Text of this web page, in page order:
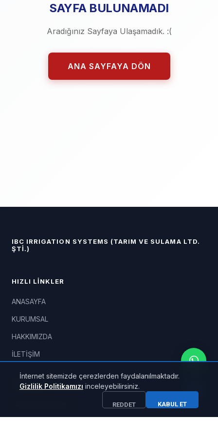
SAYFA BULUNAMADI
Aradığınız Sayfaya Ulaşamadık. :(
ANA SAYFAYA DÖN
IBC IRRIGATION SYSTEMS (TARIM VE SULAMA LTD.
ŞTİ.)
HIZLI LINKLER
ANASAYFA
KURUMSAL
HAKKIMIZDA
İLETİŞİM
İLETIŞIM
İnternet sitemizde çerezlerden faydalanılmaktadır.
Gizlilik Politikamızı inceleyebilirsiniz.
REDDET KABUL ET